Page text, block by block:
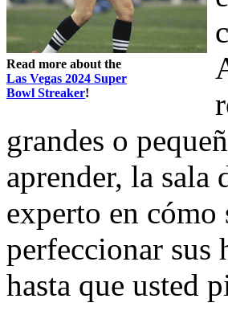
Read more about the
Las Vegas 2024 Super
Bowl Streaker!
grandes o
aprender, la sala
experto en cómo
perfeccionar sus
hasta que usted